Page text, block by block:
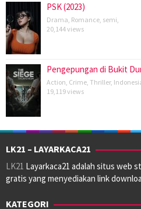
PSK (2023)
Drama Romance semi
20,144 views
Pengepungan di Bukit
Action Crime Thriller,
19,119 views
LK21 – LAYARKACA21
LK21 Layarkaca21 adalah situs web
gratis yang menyediakan link
KATEGORI